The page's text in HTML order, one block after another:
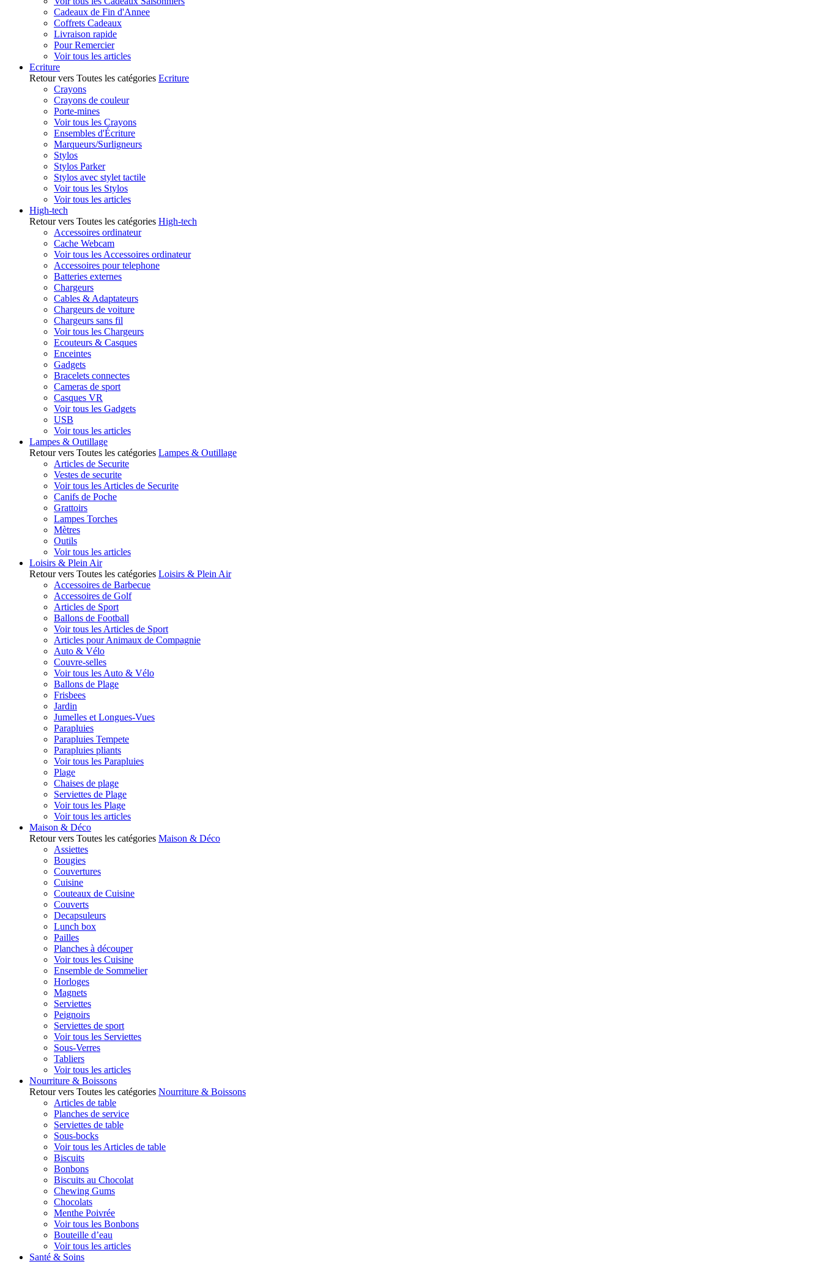
Cadeaux de Fin d'Annee
Coffrets Cadeaux
Livraison rapide
Pour Remercier
Voir tous les articles
Ecriture
Retour vers Toutes les catégories Ecriture
Crayons
Crayons de couleur
Porte-mines
Voir tous les Crayons
Ensembles d'Écriture
Marqueurs/Surligneurs
Stylos
Stylos Parker
Stylos avec stylet tactile
Voir tous les Stylos
Voir tous les articles
High-tech
Retour vers Toutes les catégories High-tech
Accessoires ordinateur
Cache Webcam
Voir tous les Accessoires ordinateur
Accessoires pour telephone
Batteries externes
Chargeurs
Cables & Adaptateurs
Chargeurs de voiture
Chargeurs sans fil
Voir tous les Chargeurs
Ecouteurs & Casques
Enceintes
Gadgets
Bracelets connectes
Cameras de sport
Casques VR
Voir tous les Gadgets
USB
Voir tous les articles
Lampes & Outillage
Retour vers Toutes les catégories Lampes & Outillage
Articles de Securite
Vestes de securite
Voir tous les Articles de Securite
Canifs de Poche
Grattoirs
Lampes Torches
Mètres
Outils
Voir tous les articles
Loisirs & Plein Air
Retour vers Toutes les catégories Loisirs & Plein Air
Accessoires de Barbecue
Accessoires de Golf
Articles de Sport
Ballons de Football
Voir tous les Articles de Sport
Articles pour Animaux de Compagnie
Auto & Vélo
Couvre-selles
Voir tous les Auto & Vélo
Ballons de Plage
Frisbees
Jardin
Jumelles et Longues-Vues
Parapluies
Parapluies Tempete
Parapluies pliants
Voir tous les Parapluies
Plage
Chaises de plage
Serviettes de Plage
Voir tous les Plage
Voir tous les articles
Maison & Déco
Retour vers Toutes les catégories Maison & Déco
Assiettes
Bougies
Couvertures
Cuisine
Couteaux de Cuisine
Couverts
Decapsuleurs
Lunch box
Pailles
Planches à découper
Voir tous les Cuisine
Ensemble de Sommelier
Horloges
Magnets
Serviettes
Peignoirs
Serviettes de sport
Voir tous les Serviettes
Sous-Verres
Tabliers
Voir tous les articles
Nourriture & Boissons
Retour vers Toutes les catégories Nourriture & Boissons
Articles de table
Planches de service
Serviettes de table
Sous-bocks
Voir tous les Articles de table
Biscuits
Bonbons
Biscuits au Chocolat
Chewing Gums
Chocolats
Menthe Poivrée
Voir tous les Bonbons
Bouteille d’eau
Voir tous les articles
Santé & Soins